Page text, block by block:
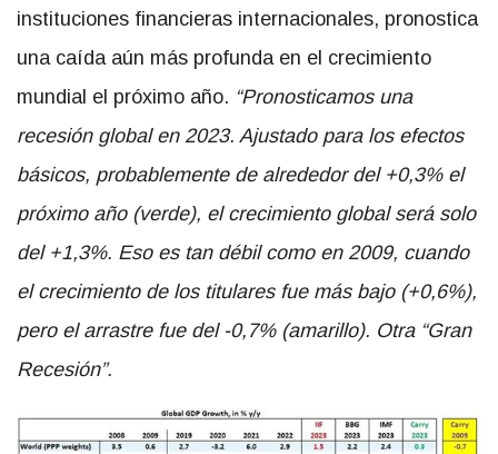
instituciones financieras internacionales, pronostica
una caída aún más profunda en el crecimiento
mundial el próximo año. “Pronosticamos una
recesión global en 2023. Ajustado para los efectos
básicos, probablemente de alrededor del +0,3% el
próximo año (verde), el crecimiento global será solo
del +1,3%. Eso es tan débil como en 2009, cuando
el crecimiento de los titulares fue más bajo (+0,6%),
pero el arrastre fue del -0,7% (amarillo). Otra “Gran
Recesión”.